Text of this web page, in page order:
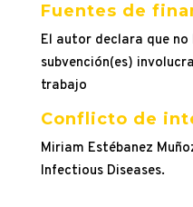
Fuentes de
El autor declara que no
subvención(es)
trabajo
Conflicto de
Miriam Estébanez
Infectious Diseases.